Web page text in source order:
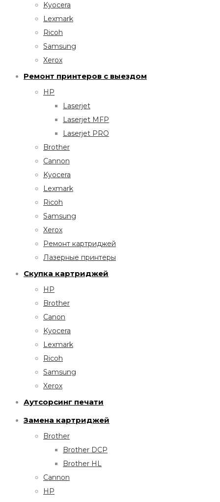
Kyocera
Lexmark
Ricoh
Samsung
Xerox
Ремонт принтеров с выездом
HP
Laserjet
Laserjet MFP
Laserjet PRO
Brother
Cannon
Kyocera
Lexmark
Ricoh
Samsung
Xerox
Ремонт картриджей
Лазерные принтеры
Скупка картриджей
HP
Brother
Canon
Kyocera
Lexmark
Ricoh
Samsung
Xerox
Аутсорсинг печати
Замена картриджей
Brother
Brother DCP
Brother HL
Cannon
HP